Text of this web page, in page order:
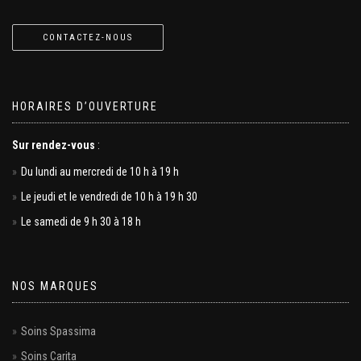
CONTACTEZ-NOUS
HORAIRES D’OUVERTURE
Sur rendez-vous :
Du lundi au mercredi de 10 h à 19 h
Le jeudi et le vendredi de 10 h à 19 h 30
Le samedi de 9 h 30 à 18 h
NOS MARQUES
Soins Spassima
Soins Carita